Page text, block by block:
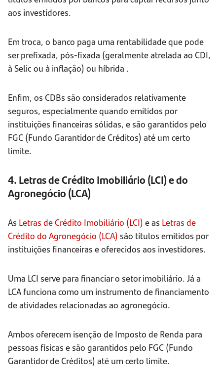
aos investidores.
Em troca, o banco paga uma rentabilidade que pode
ser prefixada, pós-fixada (geralmente atrelada ao CDI,
à Selic ou à inflação) ou híbrida .
Enfim, os CDBs são considerados relativamente
seguros, especialmente quando emitidos por
instituições financeiras sólidas, e são garantidos pelo
FGC (Fundo Garantidor de Créditos) até um certo
limite.
4. Letras de Crédito Imobiliário (LCI) e do
Agronegócio (LCA)
As Letras de Crédito Imobiliário (LCI) e as Letras de
Crédito do Agronegócio (LCA) são títulos emitidos por
instituições financeiras e oferecidos aos investidores.
Uma LCI serve para financiar o setor imobiliário. Já a
LCA funciona como um instrumento de financiamento
de atividades relacionadas ao agronegócio.
Ambos oferecem isenção de Imposto de Renda para
pessoas físicas e são garantidos pelo FGC (Fundo
Garantidor de Créditos) até um certo limite.